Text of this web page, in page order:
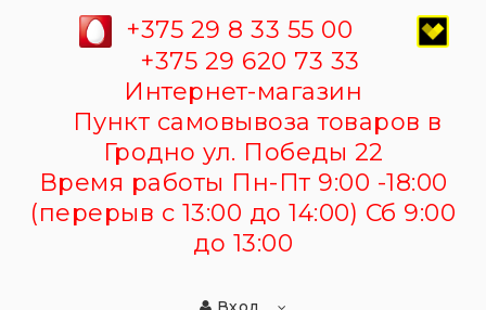
+375 29 8 33 55 00
+375 29 620 73 33
Интернет-магазин
Пункт самовывоза товаров в
Гродно ул. Победы 22
Время работы Пн-Пт 9:00 -18:00
(перерыв с 13:00 до 14:00) Сб 9:00
до 13:00